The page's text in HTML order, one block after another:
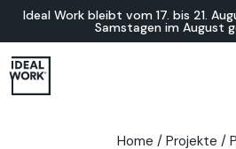
Ideal Work bleibt vom 17. bis 21.
Samstagen im August
Home / Projekte /